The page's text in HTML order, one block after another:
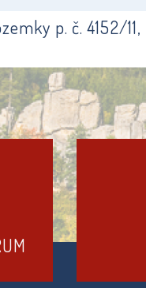
p. č. 4152/11,